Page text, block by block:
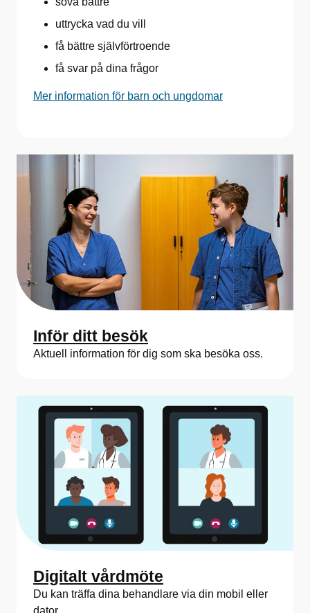
uttrycka vad du vill
få bättre självförtroende
få svar på dina frågor
Mer information för barn och ungdomar
Inför ditt besök
Aktuell information för dig som ska besöka oss.
Digitalt vårdmöte
Du kan träffa dina behandlare via din mobil eller